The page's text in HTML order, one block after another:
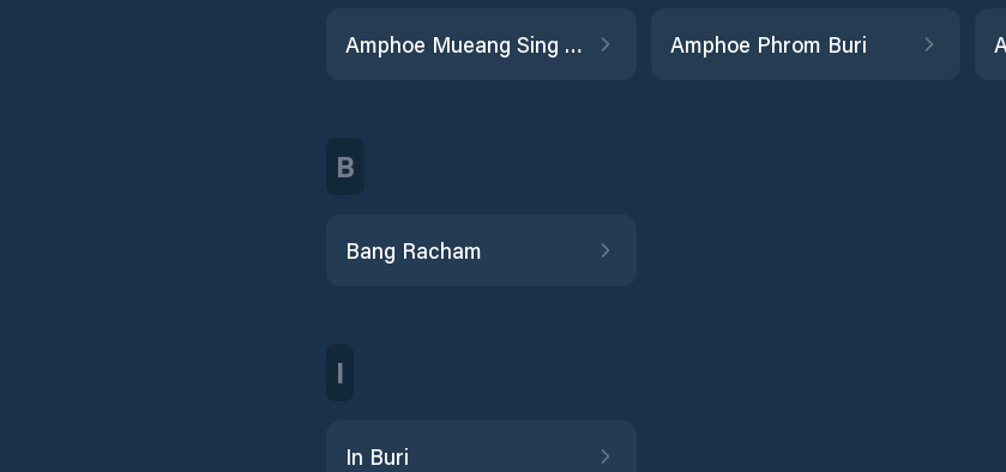
Amphoe Mueang Sing Buri Amphoe Phrom Buri
B
Bang Racham
I
In Buri